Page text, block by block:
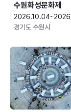
수원화성문화제
경기도 수원시